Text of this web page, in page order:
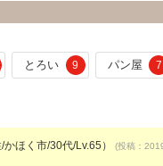
とろい 9 パン屋 7
かほく市/30代/Lv.65） (投稿：